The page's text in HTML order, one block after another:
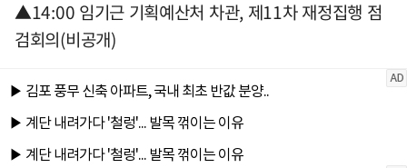
▲14:00 임기근 기획예산처 차관, 제11차 재정집행 점
검회의(비공개)